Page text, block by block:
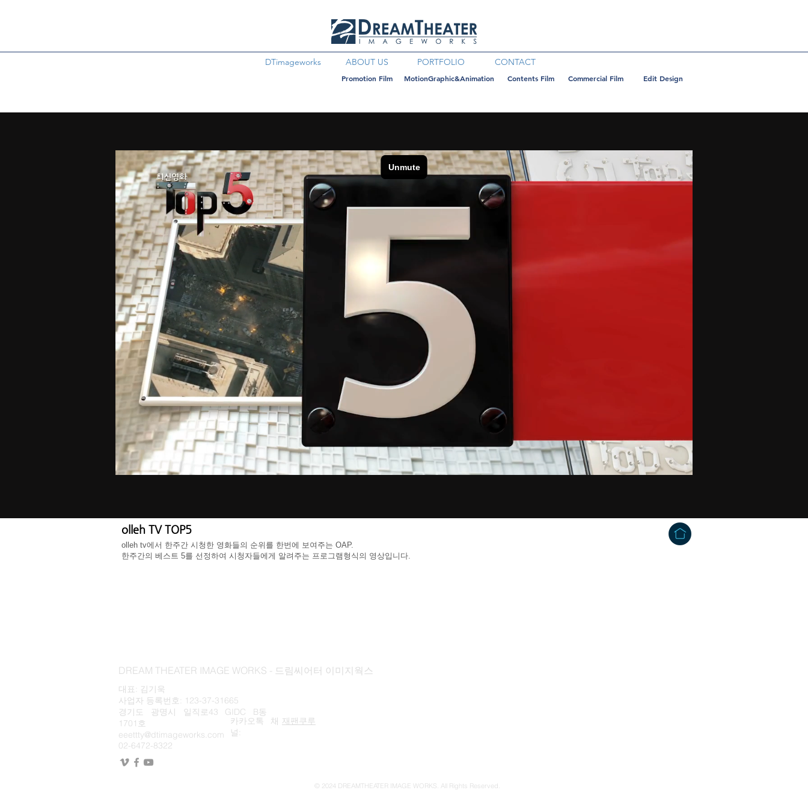
DTimageworks ABOUT US PORTFOLIO CONTACT
Promotion Film MotionGraphic&Animation Contents Film Commercial Film Edit Design
olleh TV TOP5
olleh tv에서 한주간 시청한 영화들의 순위를 한번에 보여주는 OAP.
한주간의 베스트 5를 선정하여 시청자들에게 알려주는 프로그램형식의 영상입니다.
DREAM THEATER IMAGE WORKS - 드림씨어터 이미지웍스
대표: 김기욱
사업자 등록번호: 123-37-31665
경기도 광명시 일직로43 GIDC B동
1701호
eeettty@dtimageworks.com
02-6472-8322
카카오톡 채
널:
재팬쿠루
© 2024 DREAMTHEATER IMAGE WORKS. All Rights Reserved.